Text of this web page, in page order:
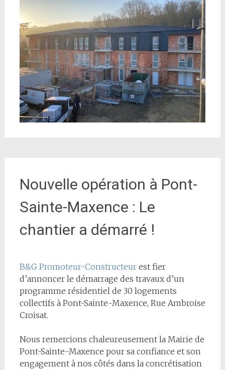
Nouvelle opération à Pont-
Sainte-Maxence : Le
chantier a démarré !
B&G Promoteur-Constructeurest fier
d’annoncer le démarrage des travaux d’un
programme résidentiel de 30 logements
collectifs à Pont-Sainte-Maxence, Rue Ambroise
Croisat.
Nous remercions chaleureusement la Mairie de
Pont-Sainte-Maxence pour sa confiance et son
engagement à nos côtés dans la concrétisation